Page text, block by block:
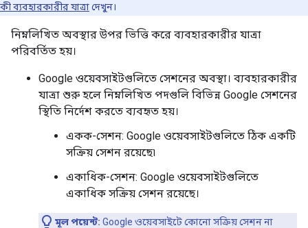
কী ব্যবহারকারীর যাত্রাদেখুন।
নিম্নলিখিত অবস্থার উপর ভিত্তি করে ব্যবহারকারীর যাত্রা
পরিবর্তিত হয়।
Google ওয়েবসাইটগুলিতে সেশনের অবস্থা। ব্যবহারকারীর
যাত্রা শুরু হলে নিম্নলিখিত পদগুলি বিভিন্ন Google সেশনের
স্থিতি নির্দেশ করতে ব্যবহৃত হয়।
একক-সেশন: Google ওয়েবসাইটগুলিতে ঠিক একটি
সক্রিয় সেশন রয়েছে৷
একাধিক-সেশন: Google ওয়েবসাইটগুলিতে
একাধিক সক্রিয় সেশন রয়েছে।
মূল পয়েন্ট: Google ওয়েবসাইটে কোনো সক্রিয় সেশন না